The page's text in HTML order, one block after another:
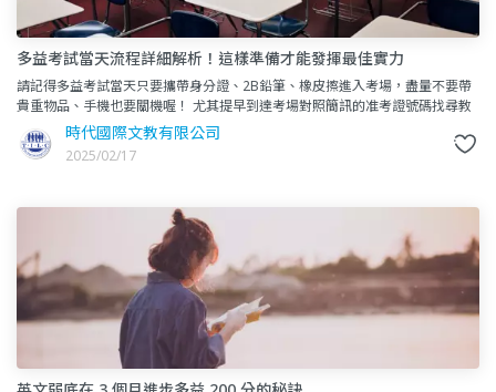
多益考試當天流程詳細解析！這樣準備才能發揮最佳實力
請記得多益考試當天只要攜帶身分證、2B鉛筆、橡皮擦進入考場，盡量不要帶
貴重物品、手機也要關機喔！ 尤其提早到達考場對照簡訊的准考證號碼找尋教
室跟座位，如此一來才不會感到慌慌張張的。
時代國際文教有限公司
2025/02/17